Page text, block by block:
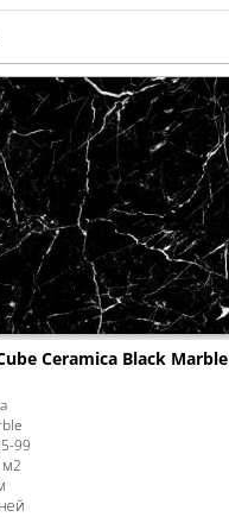
Ceramica Black Marble
-99
м2